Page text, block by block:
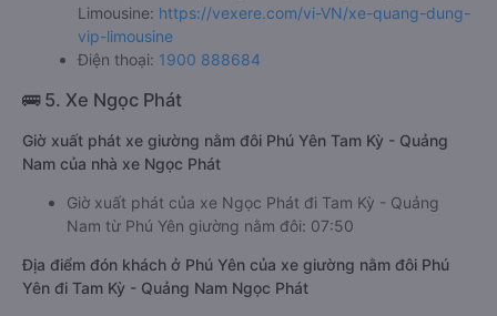
Limousine: https://vexere.com/vi-VN/xe-quang-dung-
vip-limousine
Điện thoại: 1900 888684
🚌 5. Xe Ngọc Phát
Giờ xuất phát xe giường nằm đôi Phú Yên Tam Kỳ - Quảng
Nam của nhà xe Ngọc Phát
Giờ xuất phát của xe Ngọc Phát đi Tam Kỳ - Quảng
Nam từ Phú Yên giường nằm đôi: 07:50
Địa điểm đón khách ở Phú Yên của xe giường nằm đôi Phú
Yên đi Tam Kỳ - Quảng Nam Ngọc Phát